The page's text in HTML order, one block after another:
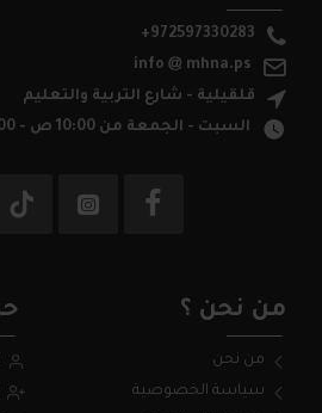
+972597330283
info
mhna.ps
قلقيلية - شارع التربية والتعليم
السبت - الجمعة من 10:00 ص - 10:00 م
من نحن ؟
من نحن
سياسة الخصوصية